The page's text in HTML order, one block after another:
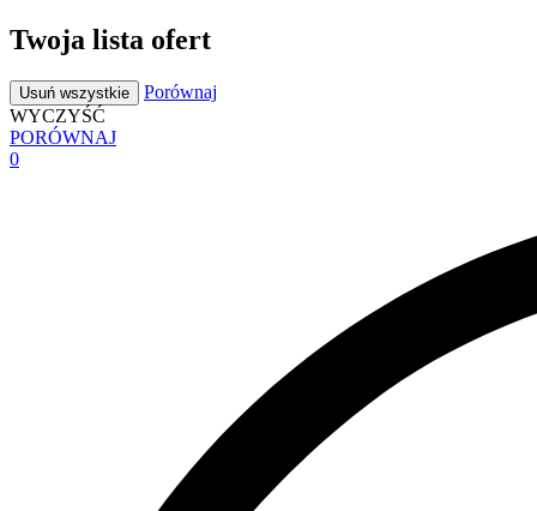
Twoja lista ofert
Usuń wszystkie
Porównaj
WYCZYŚĆ
PORÓWNAJ
0